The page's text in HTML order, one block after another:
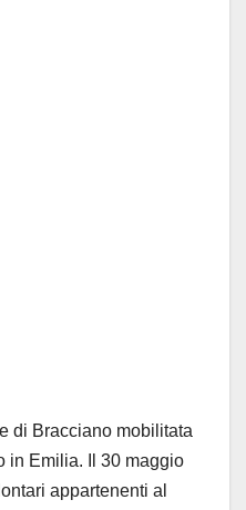
di Bracciano mobilitata
in Emilia. Il 30 maggio
appartenenti al